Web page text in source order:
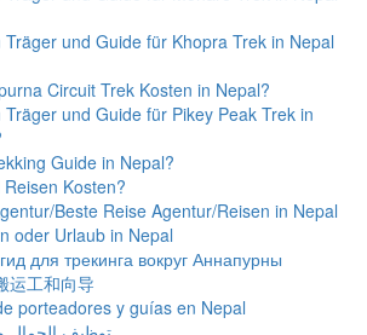
und Guide für Khopra Trek in Nepal
Circuit Trek Kosten in Nepal?
und Guide für Pikey Peak Trek in
Guide in Nepal?
Kosten?
Beste Reise Agentur/Reisen in Nepal
oder Urlaub in Nepal
для трекинга вокруг Аннапурны
运工和向导
porteadores y guías en Nepal